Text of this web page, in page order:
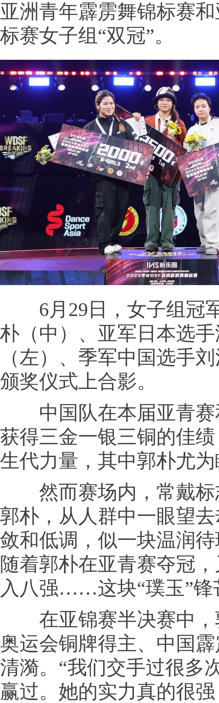
亚洲青年霹雳舞锦标赛
标赛女子组“双冠”。
6月29日，女子组冠
朴（中）、亚军日本选
（左）、季军中国选手
颁奖仪式上合影。
中国队在本届亚青赛
获得三金一银三铜的佳
生代力量，其中郭朴尤
然而赛场内，常戴标
郭朴，从人群中一眼望
敛和低调，似一块温润
随着郭朴在亚青赛夺冠
入八强……这块“璞玉”锋
在亚锦赛半决赛中，
奥运会铜牌得主、中国
清漪。“我们交手过很多
赢过。她的实力真的很